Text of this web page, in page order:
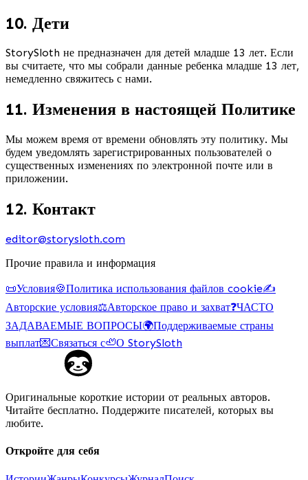
10. Дети
StorySloth не предназначен для детей младше 13 лет. Если
вы считаете, что мы собрали данные ребенка младше 13 лет,
немедленно свяжитесь с нами.
11. Изменения в настоящей Политике
Мы можем время от времени обновлять эту политику. Мы
будем уведомлять зарегистрированных пользователей о
существенных изменениях по электронной почте или в
приложении.
12. Контакт
editor@storysloth.com
Прочие правила и информация
📜Условия🍪Политика использования файлов cookie✍️
Авторские условия⚖️Авторское право и захват❓ЧАСТО
ЗАДАВАЕМЫЕ ВОПРОСЫ🌍Поддерживаемые страны
выплат💌Связаться с🦥О StorySloth
Оригинальные короткие истории от реальных авторов.
Читайте бесплатно. Поддержите писателей, которых вы
любите.
Откройте для себя